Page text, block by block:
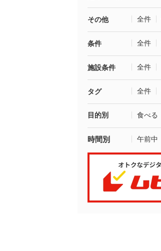
その他 全件
条件 全件
施設条件 全件
タグ 全件
目的別 食べる
時間別 午前中